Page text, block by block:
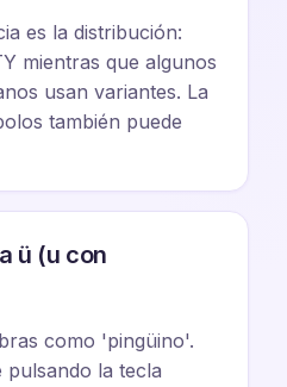
es la distribución:
mientras que algunos
usan variantes. La
también puede
ü (u con
como 'pingüino'.
pulsando la tecla